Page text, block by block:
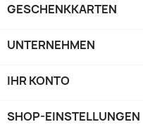
GESCHENKKARTEN
UNTERNEHMEN
IHR KONTO
SHOP-EINSTELLUNGEN